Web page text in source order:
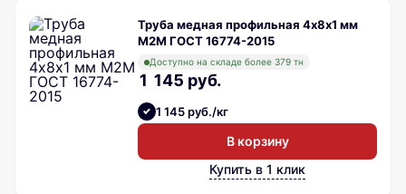
Труба медная профильная 4х8х1 мм
М2М ГОСТ 16774-2015
Доступно на складе более 379 тн
1 145 руб.
1 145 руб./кг
В корзину
Купить в 1 клик